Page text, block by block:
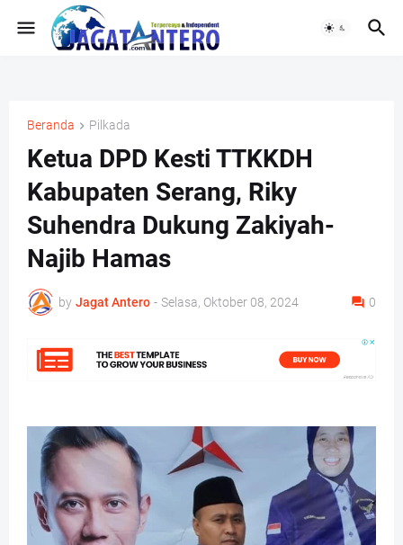
Beranda Pilkada
Ketua DPD Kesti TTKKDH
Kabupaten Serang, Riky
Suhendra Dukung Zakiyah-
Najib Hamas
by Jagat Antero - Selasa, Oktober 08, 2024 0